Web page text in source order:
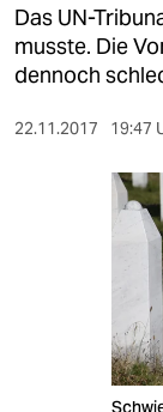
kultur
sport
berlin
veranstaltungen
Das UN-
musste. Die
dennoch
22.11.2017 19:47